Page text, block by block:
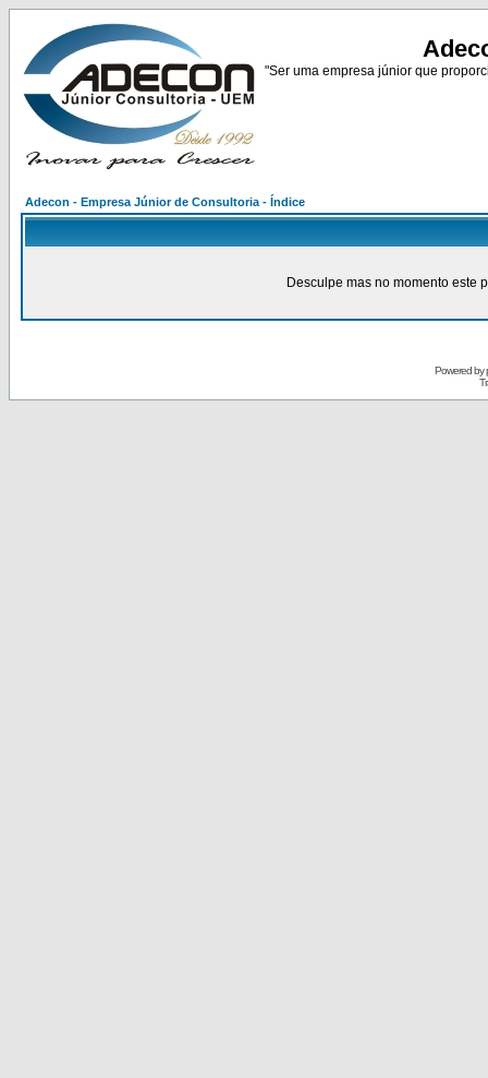
"Ser uma empresa júnior que
Adecon - Empresa Júnior de Consultoria - Índice
Desculpe mas no momento este
Powered by